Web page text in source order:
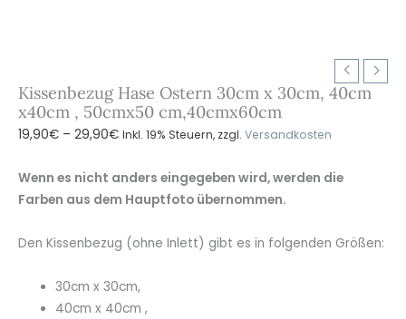
Kissenbezug Hase Ostern 30cm x 30cm, 40cm
x40cm , 50cmx50 cm,40cmx60cm
19,90€ – 29,90€Preisspanne:
bis
29,90€
Inkl. 19% Steuern, zzgl. Versandkosten
Wenn es nicht anders eingegeben wird, werden die
Farben aus dem Hauptfoto übernommen.
Den Kissenbezug (ohne Inlett) gibt es in folgenden Größen:
30cm x 30cm,
40cm x 40cm ,